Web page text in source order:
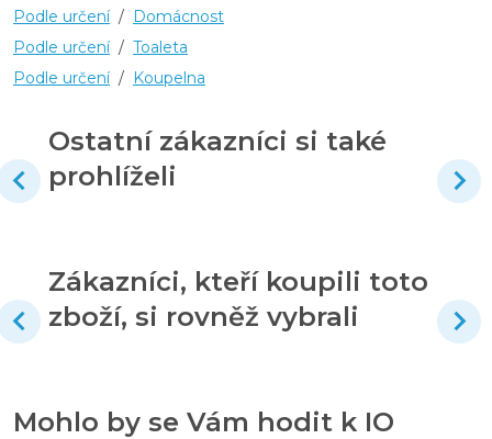
Podle určení / Domácnost
Podle určení / Toaleta
Podle určení / Koupelna
Ostatní zákazníci si také
prohlíželi
Zákazníci, kteří koupili toto
zboží, si rovněž vybrali
Mohlo by se Vám hodit k IO